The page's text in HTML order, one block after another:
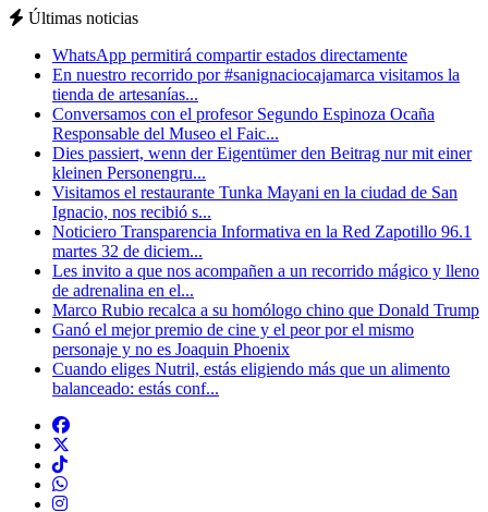
Últimas noticias
WhatsApp permitirá compartir estados directamente
En nuestro recorrido por #sanignaciocajamarca visitamos la
tienda de artesanías...
Conversamos con el profesor Segundo Espinoza Ocaña
Responsable del Museo el Faic...
Dies passiert, wenn der Eigentümer den Beitrag nur mit einer
kleinen Personengru...
Visitamos el restaurante Tunka Mayani en la ciudad de San
Ignacio, nos recibió s...
Noticiero Transparencia Informativa en la Red Zapotillo 96.1
martes 32 de diciem...
Les invito a que nos acompañen a un recorrido mágico y lleno
de adrenalina en el...
Marco Rubio recalca a su homólogo chino que Donald Trump
Ganó el mejor premio de cine y el peor por el mismo
personaje y no es Joaquin Phoenix
Cuando eliges Nutril, estás eligiendo más que un alimento
balanceado: estás conf...